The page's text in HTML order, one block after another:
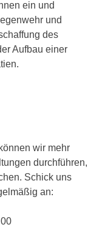
ein und
und
des
Aufbau einer
wir mehr
durchführen,
Schick uns
an: